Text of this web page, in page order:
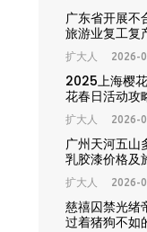
广东省开展不
旅游业复工复
扩大人 2026-
2025上海樱
花春日活动攻
扩大人 2026-
广州天河五山
乳胶漆价格及
扩大人 2026-
慈禧囚禁光绪
过着猪狗不如